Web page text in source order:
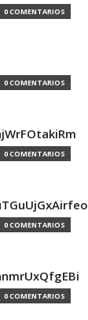
0 COMENTARIOS
0 COMENTARIOS
0 COMENTARIOS
0 COMENTARIOS
0 COMENTARIOS